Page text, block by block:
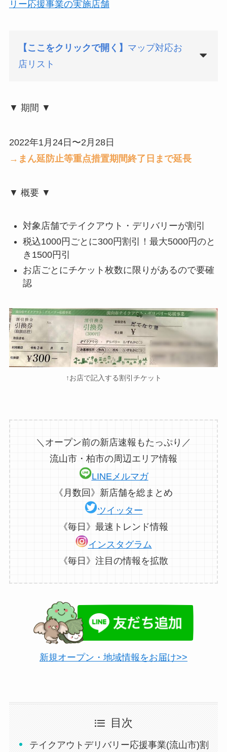
リー応援事業の実施店舗
【ここをクリックで開く】 マップ対応お
店リスト
緑2
緑3 柏龍
緑4 中華食堂 厨華じへどん
緑7 肉の大山 流山おおたかの森
緑8 和食料理 縁（ゆかり）
緑9 鮨処 こだか
緑10
E
緑11 大衆イタリアン PORTA
緑12 リゾートダイニング フランジパニ
森のじかん(MORI no JIKAN)
たかの森店
ワイン&クラフトビール アストー
FLOWERSフラワーズ
『夜パフェ専門店』VIGO
Kafe Blanka
かの森店
緑22
SALAD shop the BoX サラダショ
ップザボックス
緑24 うどんのう 流山おおたかの森店
茶鍋カフェ kagurazaka saryo 流
山おおたかの森S･C店
▼ 期間 ▼
2022年1月24日〜2月28日
→ まん延防止等重点措置期間終了日まで延長
▼ 概要 ▼
対象店舗でテイクアウト・デリバリーが割引
税込1000円ごとに300円割引！最大5000円のと
き1500円引
お店ごとにチケット枚数に限りがあるので要確
認
↑お店で記入する割引チケット
＼オープン前の新店速報もたっぷり／
流山市・柏市の周辺エリア情報
LINEメルマガ
《月数回》新店舗を総まとめ
ツイッター
《毎日》最速トレンド情報
インスタグラム
《毎日》注目の情報を拡散
新規オープン・地域情報をお届け>>
目次
テイクアウトデリバリー応援事業(流山市)割